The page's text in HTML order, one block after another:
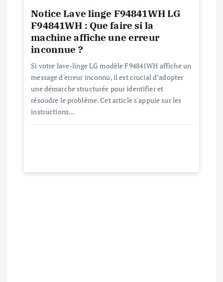
Notice Lave linge F94841WH LG
F94841WH : Que faire si la
machine affiche une erreur
inconnue ?
Si votre lave-linge LG modèle F94841WH affiche un
message d'erreur inconnu, il est crucial d’adopter
une démarche structurée pour identifier et
résoudre le problème. Cet article s'appuie sur les
instructions…